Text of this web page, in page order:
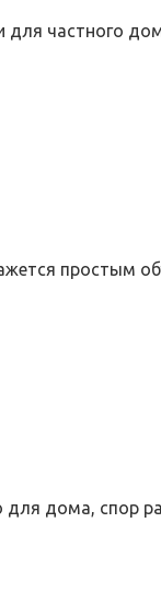
для частного
простым
дома, спор